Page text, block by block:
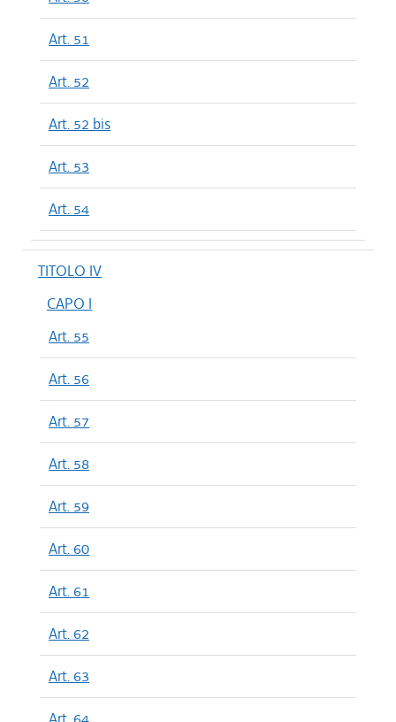
Art. 51
Art. 52
Art. 52 bis
Art. 53
Art. 54
TITOLO IV
CAPO I
Art. 55
Art. 56
Art. 57
Art. 58
Art. 59
Art. 60
Art. 61
Art. 62
Art. 63